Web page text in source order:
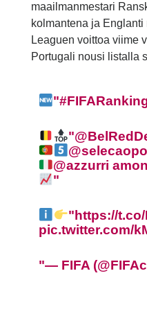
maailmanmestari
kolmantena ja
Leaguen voittoa viime
Portugali nousi listalla
@azzurri
https://
pic.twitter.com/
— FIFA